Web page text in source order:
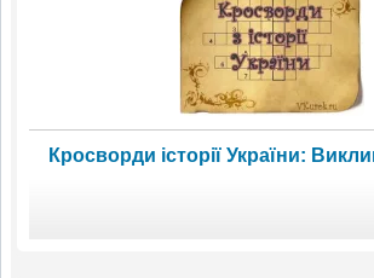
Кросворди історії України: